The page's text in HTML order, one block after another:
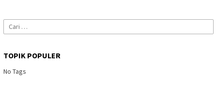
Cari
untuk:
TOPIK POPULER
No Tags